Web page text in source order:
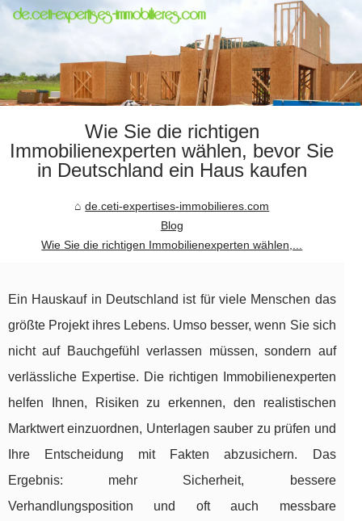
Wie Sie die richtigen
Immobilienexperten wählen, bevor Sie
in Deutschland ein Haus kaufen
de.ceti-expertises-immobilieres.com
Blog
Wie Sie die richtigen Immobilienexperten wählen,...
Ein Hauskauf in Deutschland ist für viele Menschen das
größte Projekt ihres Lebens. Umso besser, wenn Sie sich
nicht auf Bauchgefühl verlassen müssen, sondern auf
verlässliche Expertise. Die richtigen Immobilienexperten
helfen Ihnen, Risiken zu erkennen, den realistischen
Marktwert einzuordnen, Unterlagen sauber zu prüfen und
Ihre Entscheidung mit Fakten abzusichern. Das
Ergebnis: mehr Sicherheit, bessere
Verhandlungsposition und oft auch messbare